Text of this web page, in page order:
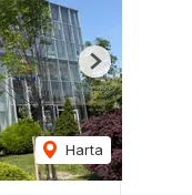
Harta
Next